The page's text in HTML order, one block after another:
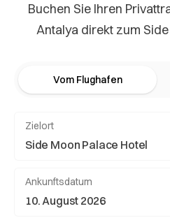
Buchen Sie Ihren
Antalya direkt zum
Vom Flughafen
Zielort
Ankunftsdatum